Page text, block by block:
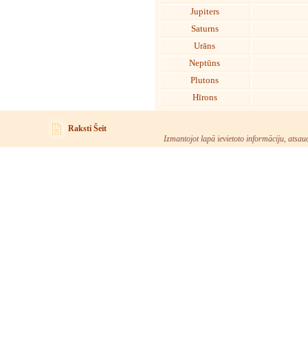
Jupiters
Saturns
Urāns
Neptūns
Plutons
Hīrons
Raksti Šeit
Izmantojot lapā ievietoto informāciju,